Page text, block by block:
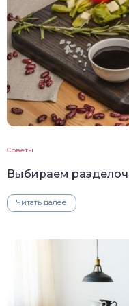
Советы
Выбираем
Читать далее